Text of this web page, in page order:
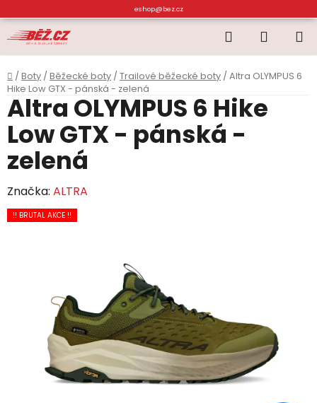
na
obsah
eshop@bez.cz
Hledat
KOŠÍK
Domů
/ Boty / Běžecké boty / Trailové běžecké boty / Altra OLYMPUS 6
Hike Low GTX - pánská - zelená
Altra OLYMPUS 6 Hike
Low GTX - pánská -
zelená
Značka: ALTRA
!! BRUTAL AKCE !!